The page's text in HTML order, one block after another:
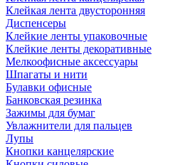
Клейкая лента двусторонняя
Диспенсеры
Клейкие ленты упаковочные
Клейкие ленты декоративные
Мелкоофисные аксессуары
Шпагаты и нити
Булавки офисные
Банковская резинка
Зажимы для бумаг
Увлажнители для пальцев
Лупы
Кнопки канцелярские